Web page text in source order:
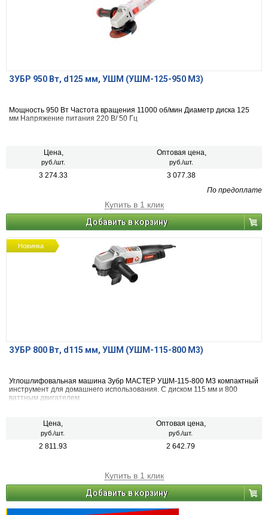
ЗУБР 950 Вт, d125 мм, УШМ (УШМ-125-950 М3)
Мощность 950 Вт Частота вращения 11000 об/мин Диаметр диска 125
мм Напряжение питания 220 В/ 50 Гц
Цена,
руб./шт.
Оптовая цена,
руб./шт.
3 274.33
3 077.38
По предоплате
Купить в 1 клик
Добавить в корзину
Новинка
ЗУБР 800 Вт, d115 мм, УШМ (УШМ-115-800 М3)
Углошлифовальная машина Зубр МАСТЕР УШМ-115-800 М3 компактный
инструмент для домашнего использования. С диском 115 мм и 800
ваттным двигателем.
Цена,
руб./шт.
Оптовая цена,
руб./шт.
2 811.93 2 642.79
Купить в 1 клик
Добавить в корзину